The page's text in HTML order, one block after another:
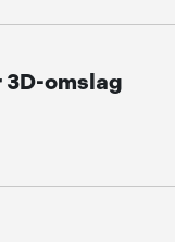
3D-omslag